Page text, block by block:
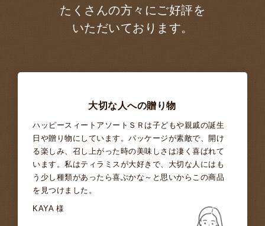
たくさんの方々にご好評を
いただいております。
大切な人への贈り物
ハッピースィートアソートＳＲは子どもや親戚の誕生
日や贈り物にしています。パッケージが素敵で、開け
る楽しみ、召し上がった時の美味しさは凄く喜ばれて
います。私はティラミスが大好きで、大切な人にはも
う少し種類があったら喜ぶかな～と思いからこの商品
を見つけました。
KAYA 様